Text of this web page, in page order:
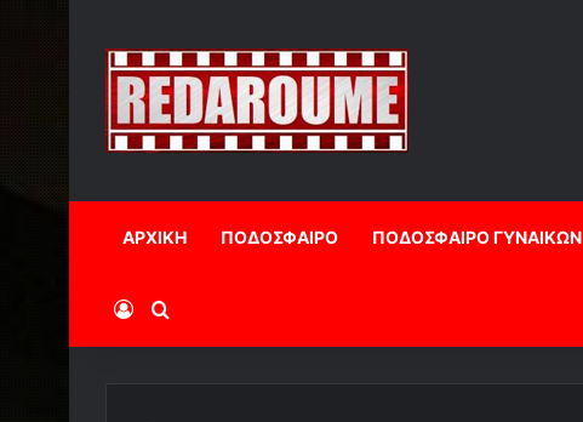
ΑΡΧΙΚΗ ΠΟΔΟΣΦΑΙΡΟ ΠΟΔΟΣΦΑΙΡΟ ΓΥΝΑΙΚΩΝ
Log InΑναζήτηση